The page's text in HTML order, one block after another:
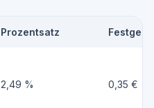
Prozentsatz
2,49 % 0,35 €